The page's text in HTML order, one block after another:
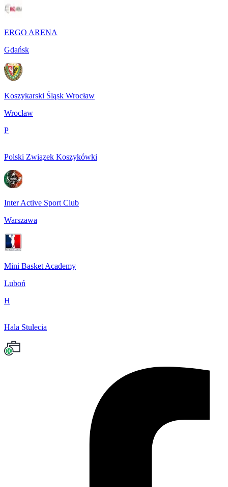
ERGO ARENA
Gdańsk
Koszykarski Śląsk Wrocław
Wrocław
P
Polski Związek Koszykówki
Inter Active Sport Club
Warszawa
Mini Basket Academy
Luboń
H
Hala Stulecia